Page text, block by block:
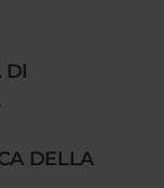
DI
DELLA